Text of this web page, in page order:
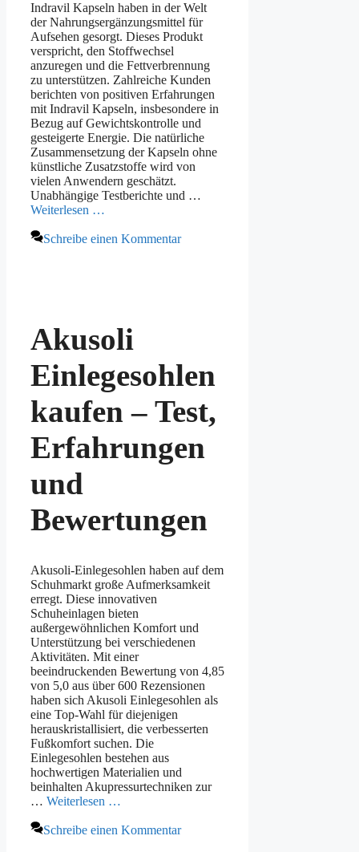
Indravil Kapseln haben in der Welt
der Nahrungsergänzungsmittel für
Aufsehen gesorgt. Dieses Produkt
verspricht, den Stoffwechsel
anzuregen und die Fettverbrennung
zu unterstützen. Zahlreiche Kunden
berichten von positiven Erfahrungen
mit Indravil Kapseln, insbesondere in
Bezug auf Gewichtskontrolle und
gesteigerte Energie. Die natürliche
Zusammensetzung der Kapseln ohne
künstliche Zusatzstoffe wird von
vielen Anwendern geschätzt.
Unabhängige Testberichte und …
Weiterlesen …
Schreibe einen Kommentar
Akusoli
Einlegesohlen
kaufen – Test,
Erfahrungen
und
Bewertungen
Akusoli-Einlegesohlen haben auf dem
Schuhmarkt große Aufmerksamkeit
erregt. Diese innovativen
Schuheinlagen bieten
außergewöhnlichen Komfort und
Unterstützung bei verschiedenen
Aktivitäten. Mit einer
beeindruckenden Bewertung von 4,85
von 5,0 aus über 600 Rezensionen
haben sich Akusoli Einlegesohlen als
eine Top-Wahl für diejenigen
herauskristallisiert, die verbesserten
Fußkomfort suchen. Die
Einlegesohlen bestehen aus
hochwertigen Materialien und
beinhalten Akupressurtechniken zur
… Weiterlesen …
Schreibe einen Kommentar